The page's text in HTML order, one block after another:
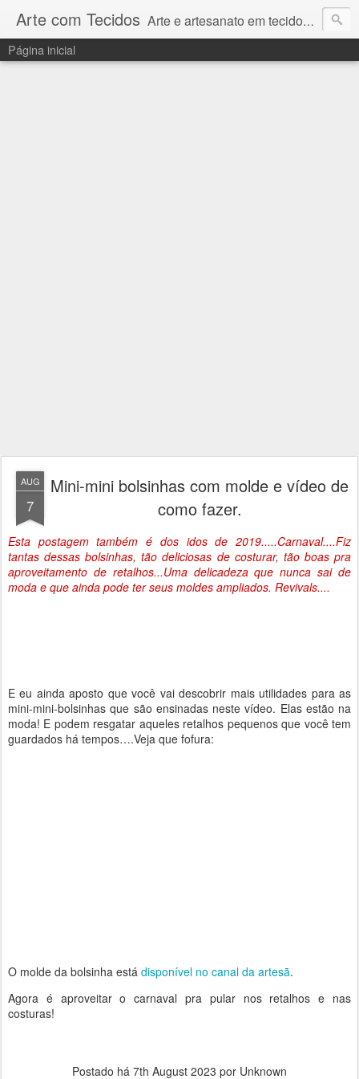
Arte com Tecidos Arte e artesanato em tecidos e sintéticos. Um catálogo incrível de tutoriais escritos e gravados em vídeos por artesãos e artesãs do Brasil e do Exterior e também vídeos autorais sobre modelagem em Corel Draw
Página inicial
AUG
7
Mini-mini bolsinhas com molde e vídeo de
como fazer.
Esta postagem também é dos idos de 2019.....Carnaval....Fiz
tantas dessas bolsinhas, tão deliciosas de costurar, tão boas pra
aproveitamento de retalhos...Uma delicadeza que nunca sai de
moda e que ainda pode ter seus moldes ampliados. Revivals....
E eu ainda aposto que você vai descobrir mais utilidades para as
mini-mini-bolsinhas que são ensinadas neste vídeo. Elas estão na
moda! E podem resgatar aqueles retalhos pequenos que você tem
guardados há tempos….Veja que fofura:
O molde da bolsinha está disponível no canal da artesã.
Agora é aproveitar o carnaval pra pular nos retalhos e nas
costuras!
Postado há 7th August 2023 por Unknown